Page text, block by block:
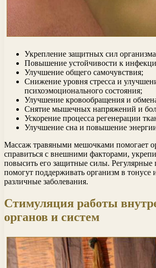
Укрепление защитных сил
Повышение устойчивости к
Улучшение общего самочувствия;
Снижение уровня стресса и
психоэмоционального состояния;
Улучшение кровообращения и
Снятие мышечных напряжений и
Ускорение процесса регенерации
Улучшение сна и повышение
Массаж травяными мешочками помогает
справиться с внешними факторами,
повысить его защитные силы. Регулярные
помогут поддерживать организм в тонусе
различные заболевания.
Стимуляция работы
органов и систем